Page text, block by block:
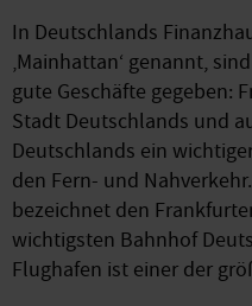
In Deutschlands
‚Mainhattan‘ genannt,
gute Geschäfte gegeben:
Stadt Deutschlands und
Deutschlands ein
den Fern- und
bezeichnet den
wichtigsten Bahnhof
Flughafen ist einer der